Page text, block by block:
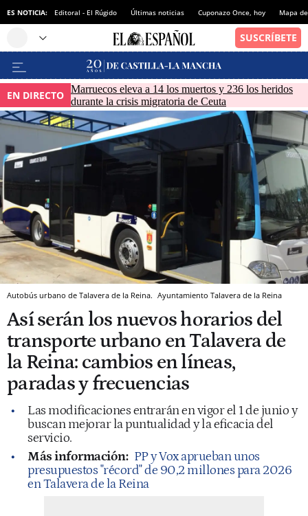
ES NOTICIA: Editoral - El Rúgido Últimas noticias Cuponazo Once, hoy Mapa
EN DIRECTO Marruecos eleva a 14 los muertos y 236 los heridos
durante la crisis migratoria de Ceuta
Autobús urbano de Talavera de la Reina. Ayuntamiento Talavera de la Reina
Así serán los nuevos horarios del
transporte urbano en Talavera de
la Reina: cambios en líneas,
paradas y frecuencias
Las modificaciones entrarán en vigor el 1 de junio y
buscan mejorar la puntualidad y la eficacia del
servicio.
Más información: PP y Vox aprueban unos
presupuestos "récord" de 90,2 millones para 2026
en Talavera de la Reina